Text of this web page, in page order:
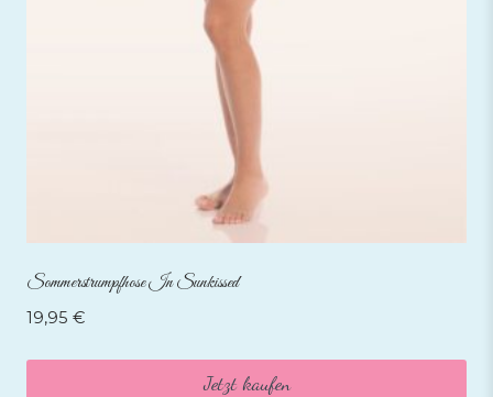
Sommerstrumpfhose In Sunkissed
19,95 €
Jetzt kaufen